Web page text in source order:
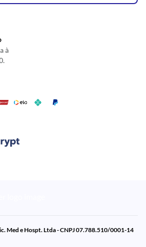
à
Med e Hospt. Ltda - CNPJ 07.788.510/0001-14